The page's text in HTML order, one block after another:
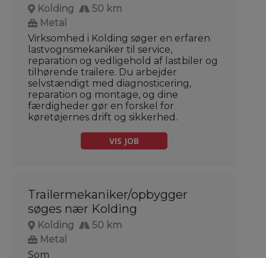
Kolding
50 km
Metal
Virksomhed i Kolding søger en erfaren
lastvognsmekaniker til service,
reparation og vedligehold af lastbiler og
tilhørende trailere. Du arbejder
selvstændigt med diagnosticering,
reparation og montage, og dine
færdigheder gør en forskel for
køretøjernes drift og sikkerhed.
VIS JOB
Trailermekaniker/opbygger
søges nær Kolding
Kolding
50 km
Metal
Som